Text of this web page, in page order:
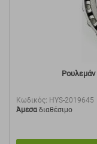
Κωδικός: HYS-2019645
Άμεσα διαθέσιμο